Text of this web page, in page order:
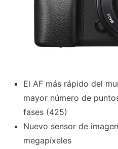
El AF más rápido del
mayor número de
fases (425)
Nuevo sensor de
megapíxeles